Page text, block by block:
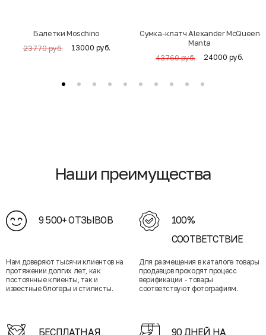
Балетки Moschino
23770 руб. 13000 руб.
Cумка-клатч Alexander McQueen
Manta
43760 руб. 24000 руб.
Наши преимущества
9 500+ ОТЗЫВОВ
Нам доверяют тысячи клиентов на
протяжении долгих лет, как
постоянные клиенты, так и
известные блогеры и стилисты.
100%
СООТВЕТСТВИЕ
Для размещения в каталоге товары
продавцов проходят процесс
верификации - товары
соответствуют фотографиям.
БЕСПЛАТНАЯ
90 ДНЕЙ НА